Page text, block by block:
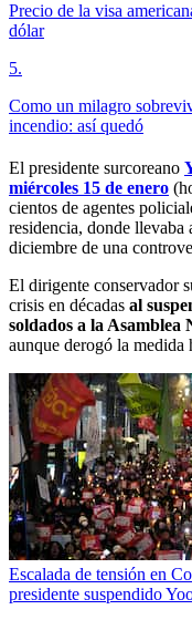
Precio de la visa
dólar
5.
Como un milagro
incendio: así quedó
El presidente surcoreano
miércoles 15 de enero
cientos de agentes
residencia, donde llevaba
diciembre de una
El dirigente conservador
crisis en décadas al
soldados a la Asamblea
aunque derogó la medida
Escalada de tensión en
presidente suspendido